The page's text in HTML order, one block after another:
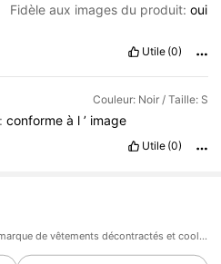
Fidèle aux images du produit:oui
Utile (0)
Couleur: Noir / Taille: S
conformeà l’ image
Utile (0)
SHEIN EZwear est une marque de vêtements décontractés et cool, avec les dernières tendances en matière de vêtements décontractés.